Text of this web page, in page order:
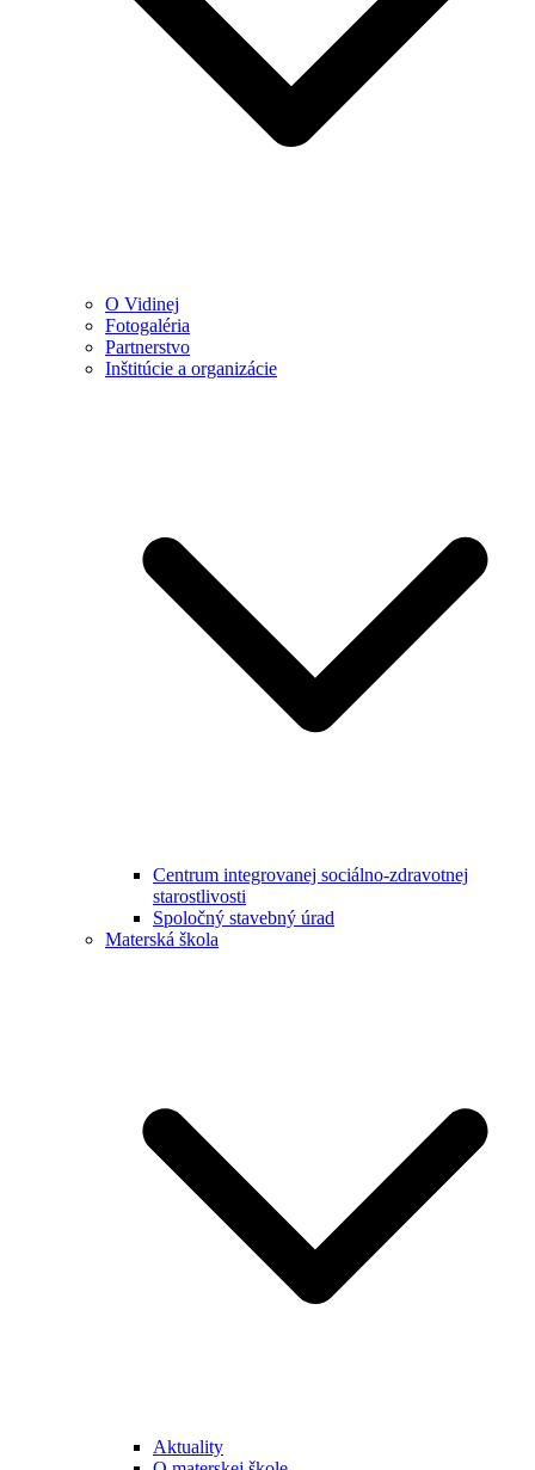
O Vidinej
Fotogaléria
Partnerstvo
Inštitúcie a organizácie
Centrum integrovanej sociálno-zdravotnej
starostlivosti
Spoločný stavebný úrad
Materská škola
Aktuality